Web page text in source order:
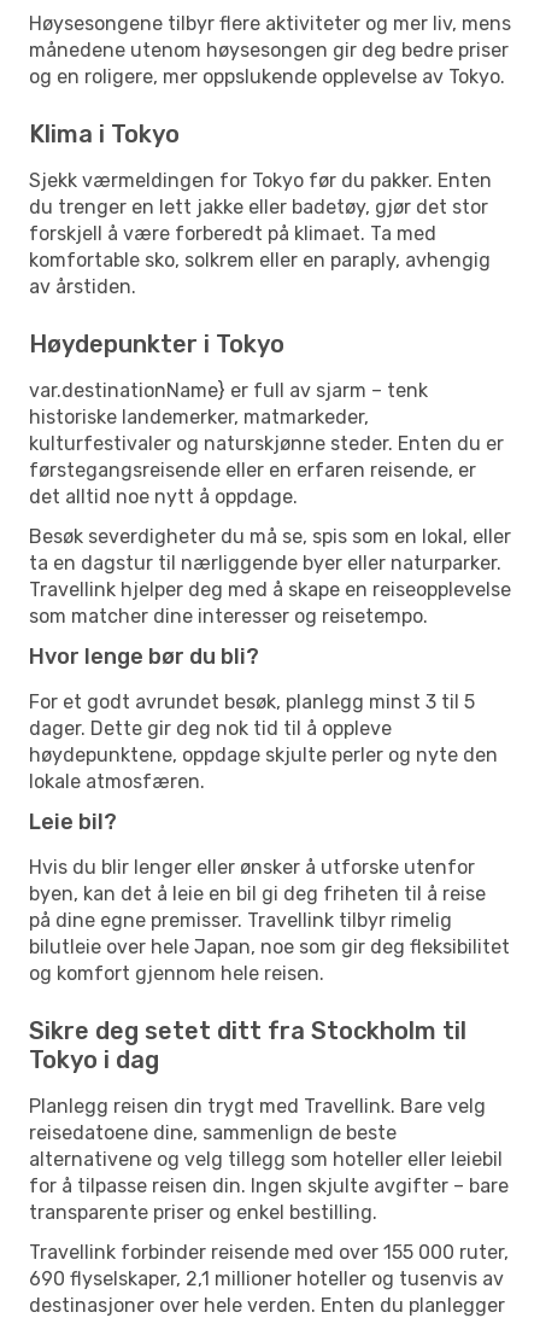
Høysesongene tilbyr flere aktiviteter og mer liv, mens
månedene utenom høysesongen gir deg bedre priser
og en roligere, mer oppslukende opplevelse av Tokyo.
Klima i Tokyo
Sjekk værmeldingen for Tokyo før du pakker. Enten
du trenger en lett jakke eller badetøy, gjør det stor
forskjell å være forberedt på klimaet. Ta med
komfortable sko, solkrem eller en paraply, avhengig
av årstiden.
Høydepunkter i Tokyo
var.destinationName} er full av sjarm – tenk
historiske landemerker, matmarkeder,
kulturfestivaler og naturskjønne steder. Enten du er
førstegangsreisende eller en erfaren reisende, er
det alltid noe nytt å oppdage.
Besøk severdigheter du må se, spis som en lokal, eller
ta en dagstur til nærliggende byer eller naturparker.
Travellink hjelper deg med å skape en reiseopplevelse
som matcher dine interesser og reisetempo.
Hvor lenge bør du bli?
For et godt avrundet besøk, planlegg minst 3 til 5
dager. Dette gir deg nok tid til å oppleve
høydepunktene, oppdage skjulte perler og nyte den
lokale atmosfæren.
Leie bil?
Hvis du blir lenger eller ønsker å utforske utenfor
byen, kan det å leie en bil gi deg friheten til å reise
på dine egne premisser. Travellink tilbyr rimelig
bilutleie over hele Japan, noe som gir deg fleksibilitet
og komfort gjennom hele reisen.
Sikre deg setet ditt fra Stockholm til
Tokyo i dag
Planlegg reisen din trygt med Travellink. Bare velg
reisedatoene dine, sammenlign de beste
alternativene og velg tillegg som hoteller eller leiebil
for å tilpasse reisen din. Ingen skjulte avgifter – bare
transparente priser og enkel bestilling.
Travellink forbinder reisende med over 155 000 ruter,
690 flyselskaper, 2,1 millioner hoteller og tusenvis av
destinasjoner over hele verden. Enten du planlegger